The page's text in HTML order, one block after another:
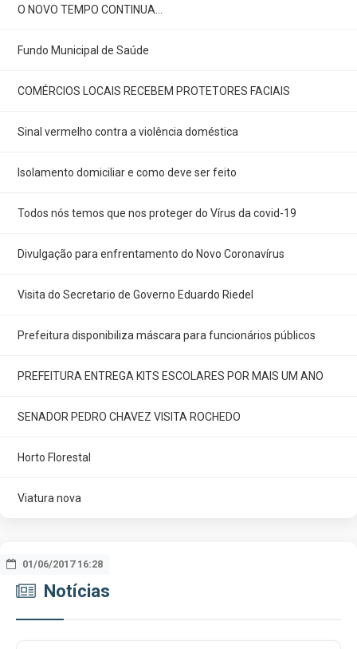
O NOVO TEMPO CONTINUA...
Fundo Municipal de Saúde
COMÉRCIOS LOCAIS RECEBEM PROTETORES FACIAIS
Sinal vermelho contra a violência doméstica
Isolamento domiciliar e como deve ser feito
Todos nós temos que nos proteger do Vírus da covid-19
Divulgação para enfrentamento do Novo Coronavírus
Visita do Secretario de Governo Eduardo Riedel
Prefeitura disponibiliza máscara para funcionários públicos
PREFEITURA ENTREGA KITS ESCOLARES POR MAIS UM ANO
SENADOR PEDRO CHAVEZ VISITA ROCHEDO
Horto Florestal
Viatura nova
Notícias
01/10/2017 09:39
29/09/2017 09:17
24/09/2017 19:16
15/09/2017 14:42
12/09/2017 15:55
11/08/2017 08:07
06/07/2017 07:46
30/06/2017 10:50
06/06/2017 13:38
01/06/2017 16:28